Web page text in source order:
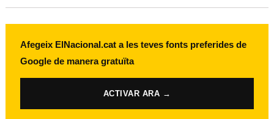
Afegeix ElNacional.cat a les teves fonts preferides de
Google de manera gratuïta
ACTIVAR ARA →